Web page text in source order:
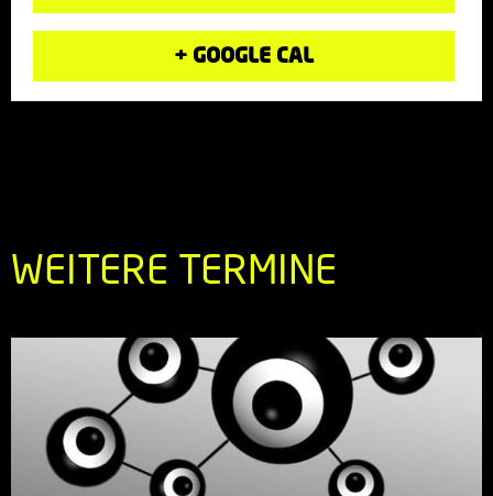
+ GOOGLE CAL
WEITERE TERMINE